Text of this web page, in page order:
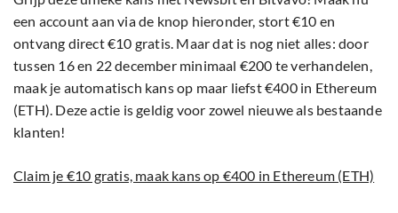
een account aan via de knop hieronder, stort €10 en
ontvang direct €10 gratis. Maar dat is nog niet alles: door
tussen 16 en 22 december minimaal €200 te verhandelen,
maak je automatisch kans op maar liefst €400 in Ethereum
(ETH). Deze actie is geldig voor zowel nieuwe als bestaande
klanten!
Claim je €10 gratis, maak kans op €400 in Ethereum (ETH)